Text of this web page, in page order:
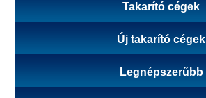
Takarító cégek
Új takarító cégek
Legnépszerűbb